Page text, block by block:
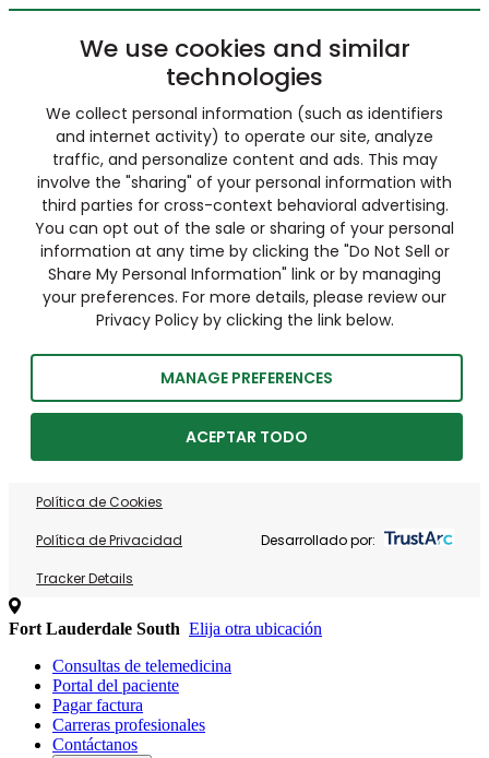
We use cookies and similar
technologies
We collect personal information (such as identifiers
and internet activity) to operate our site, analyze
traffic, and personalize content and ads. This may
involve the "sharing" of your personal information with
third parties for cross-context behavioral advertising.
You can opt out of the sale or sharing of your personal
information at any time by clicking the "Do Not Sell or
Share My Personal Information" link or by managing
your preferences. For more details, please review our
Privacy Policy by clicking the link below.
MANAGE PREFERENCES
ACEPTAR TODO
Política de Cookies
Política de Privacidad
Tracker Details
Desarrollado por:
Fort Lauderdale South Elija otra ubicación
Consultas de telemedicina
Portal del paciente
Pagar factura
Carreras profesionales
Contáctanos